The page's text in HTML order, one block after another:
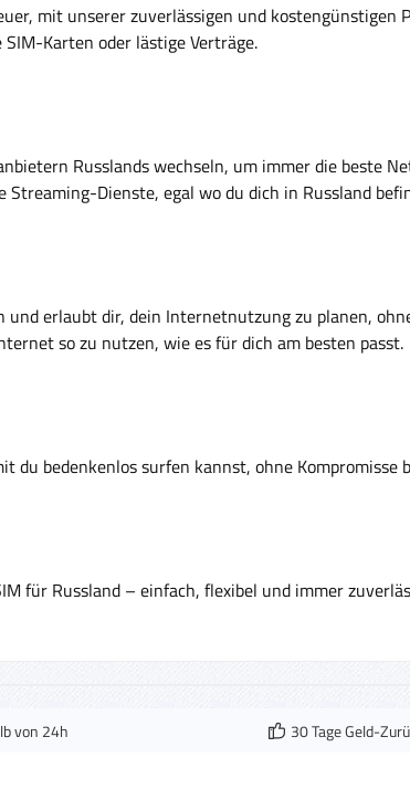
mit unserer zuverlässigen und
Karten oder lästige Verträge.
Russlands wechseln, um immer die beste
Dienste, egal wo du dich in Russland
erlaubt dir, dein Internetnutzung zu planen,
so zu nutzen, wie es für dich am besten passt.
bedenkenlos surfen kannst, ohne Kompromisse
für Russland – einfach, flexibel und immer
von 24h 30 Tage Geld-